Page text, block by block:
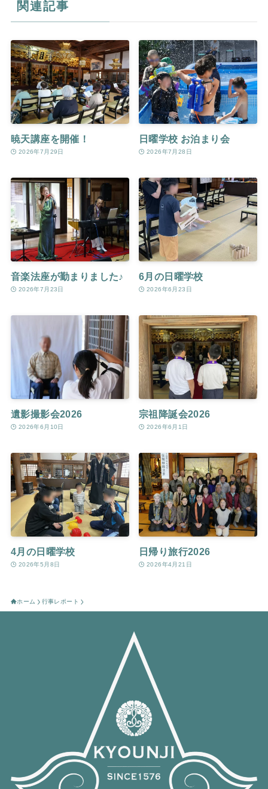
関連記事
暁天講座を開催！
2026年7月29日
日曜学校 お泊まり会
2026年7月28日
音楽法座が勤まりました♪
2026年7月23日
6月の日曜学校
2026年6月23日
遺影撮影会2026
2026年6月10日
宗祖降誕会2026
2026年6月1日
4月の日曜学校
2026年5月8日
日帰り旅行2026
2026年4月21日
ホーム 行事レポート